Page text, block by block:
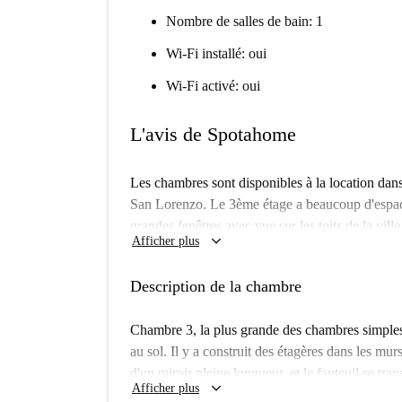
Nombre de salles de bain: 1
Wi-Fi installé: oui
Wi-Fi activé: oui
L'avis de Spotahome
Les chambres sont disponibles à la location
San Lorenzo. Le 3ème étage a beaucoup
grandes fenêtres avec vue sur les toits de la
idéal pour les étudiants de l'université voisine.
connaître vos nouveaux colocataires.
Vous serez vivant dans une zone fantastique
Sapienza Università di Roma, et avec des
à proximité. Aussi bien que les supermarchés
beaucoup de bars, aux restaurants et cafés à
Afficher plus keyboard_arrow_down
Description de la chambre
Chambre 3, la plus grande des chambres
au sol. Il y a construit des étagères dans les
d'un miroir pleine longueur, et le fauteuil se
chambre comprend des étagères
Afficher plus keyboard_arrow_down